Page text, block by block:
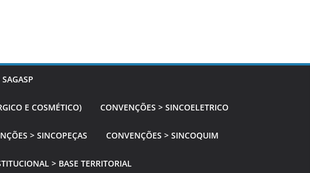
E COSMÉTICO) CONVENÇÕES > SINCOELETRICO
> SINCOPEÇAS CONVENÇÕES > SINCOQUIM
> BASE TERRITORIAL